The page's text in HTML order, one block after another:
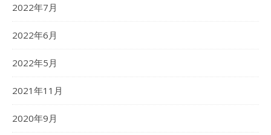
2022年7月
2022年6月
2022年5月
2021年11月
2020年9月